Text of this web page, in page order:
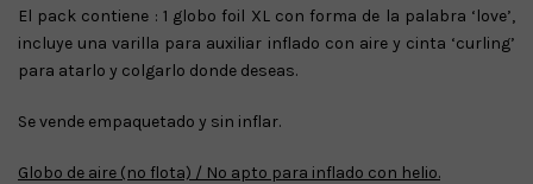
El pack contiene : 1 globo foil XL con forma de la palabra ‘love’,
incluye una varilla para auxiliar inflado con aire y cinta ‘curling’
para atarlo y colgarlo donde deseas.
Se vende empaquetado y sin inflar.
Globo de aire (no flota) / No apto para inflado con helio.